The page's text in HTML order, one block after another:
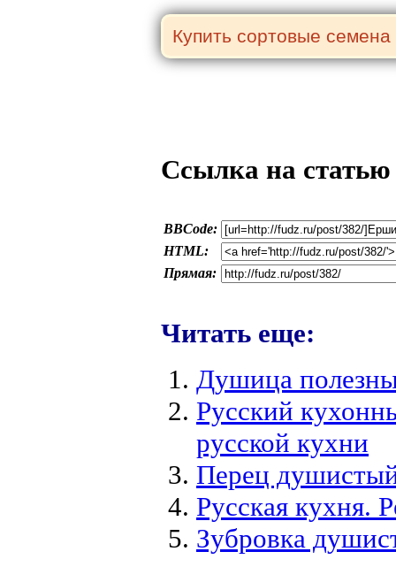
Ссылка на
BBCode:
HTML:
Прямая:
Читать еще:
Душица
Русский
русской кухни
Перец
Русская кухня.
Зубровка